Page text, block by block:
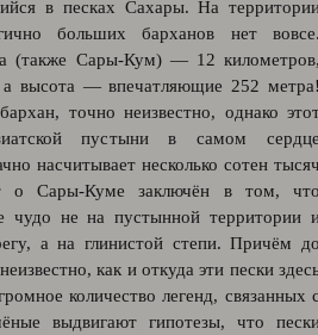
в песках Сахары. На
больших барханов нет
(также Сары-Кум) — 12
высота — впечатляющие 252
точно неизвестно, однако
пустыни в самом
насчитывает несколько сотен
о Сары-Куме заключён в том,
чудо не на пустынной территории
а на глинистой степи. Причём
как и откуда эти пески
количество легенд, связанных
выдвигают гипотезы, что